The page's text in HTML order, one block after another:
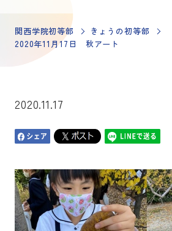
関西学院初等部
きょうの初等部
2020年11月17日 秋アート
2020.11.17